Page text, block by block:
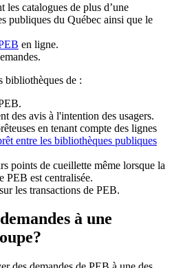
les catalogues de plus d’une
publiques du Québec ainsi que le
en ligne.
bibliothèques de :
des avis à l'intention des usagers.
en tenant compte des lignes
entre les bibliothèques publiques
points de cueillette même lorsque la
PEB est centralisée.
les transactions de PEB.
à une